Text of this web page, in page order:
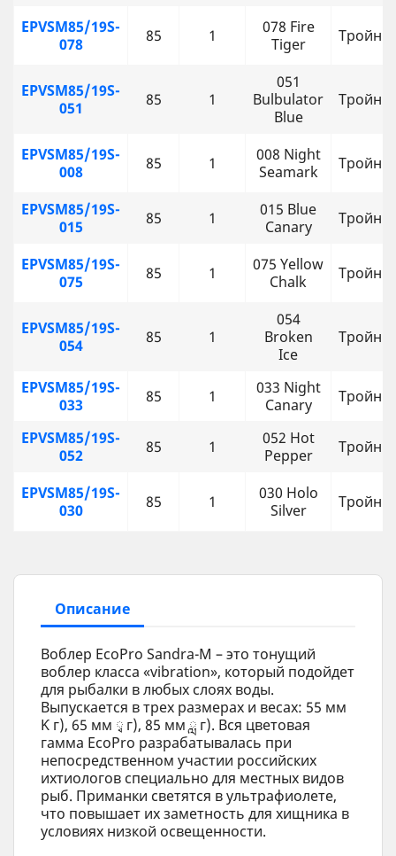
EPVSM85/19S-
078
85 1
078 Fire
Tiger
EPVSM85/19S-
051
85 1
051
Bulbulator
Blue
EPVSM85/19S-
008
85 1
008 Night
Seamark
EPVSM85/19S-
015
85 1
015 Blue
Canary
EPVSM85/19S-
075
85 1
075 Yellow
Chalk
EPVSM85/19S-
054
85 1
054
Broken
Ice
EPVSM85/19S-
033
85 1
033 Night
Canary
EPVSM85/19S-
052
85 1
052 Hot
Pepper
EPVSM85/19S-
030
85 1
030 Holo
Silver
Описание
Воблер EcoPro Sandra-M – это тонущий
воблер класса «vibration», который подойдет
для рыбалки в любых слоях воды.
Выпускается в трех размерах и весах: 55 мм
Ƙ г), 65 мм ྭ г), 85 мм ླ г). Вся цветовая
гамма EcoPro разрабатывалась при
непосредственном участии российских
ихтиологов специально для местных видов
рыб. Приманки светятся в ультрафиолете,
что повышает их заметность для хищника в
условиях низкой освещенности.